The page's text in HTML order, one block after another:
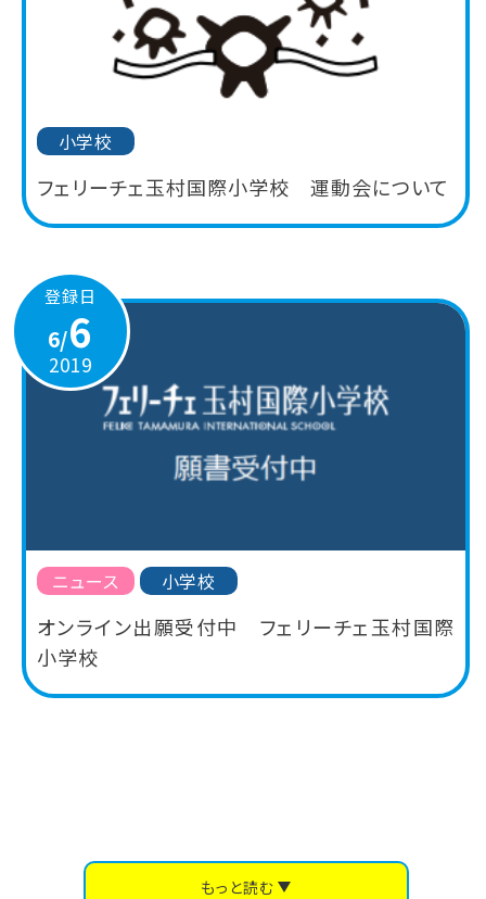
小学校
フェリーチェ玉村国際小学校 運動会について
登録日
6/6
2019
ニュース 小学校
オンライン出願受付中 フェリーチェ玉村国際
小学校
もっと読む